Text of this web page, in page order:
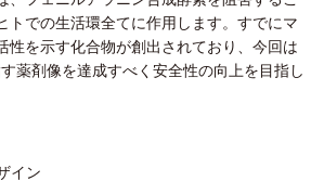
トでの生活環全てに作用します。すでにマ
性を示す化合物が創出されており、今回は
薬剤像を達成すべく安全性の向上を目指し
イン